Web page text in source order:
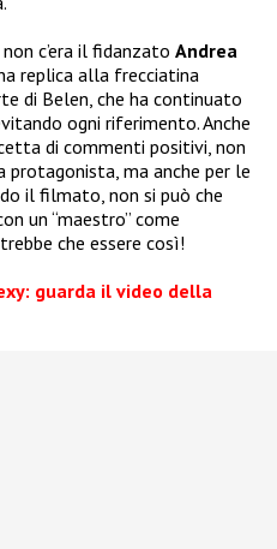
c’era il fidanzato Andrea
replica alla frecciatina
di Belen, che ha continuato
ogni riferimento. Anche
di commenti positivi, non
ma anche per le
il filmato, non si può che
un “maestro” come
che essere così!
guarda il video della